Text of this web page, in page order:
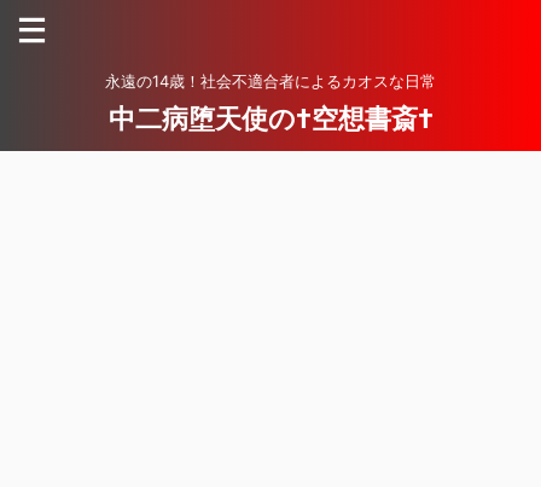
永遠の14歳！社会不適合者によるカオスな日常
中二病堕天使の†空想書斎†